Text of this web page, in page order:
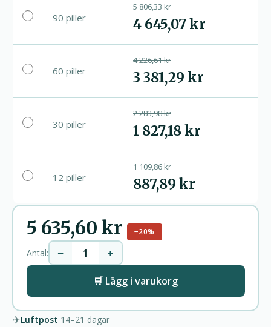
90 piller
5 806,33 kr
4 645,07 kr
60 piller
4 226,61 kr
3 381,29 kr
30 piller
2 283,98 kr
1 827,18 kr
12 piller
1 109,86 kr
887,89 kr
5 635,60 kr −20%
Antal: − +
🛒 Lägg i varukorg
✈️Luftpost 14–21 dagar